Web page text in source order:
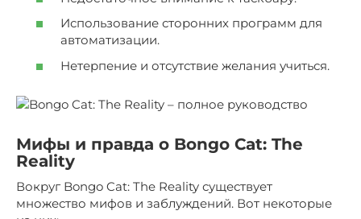
Использование сторонних программ для
автоматизации.
Нетерпение и отсутствие желания учиться.
Мифы и правда о Bongo Cat: The
Reality
Вокруг Bongo Cat: The Reality существует
множество мифов и заблуждений. Вот некоторые